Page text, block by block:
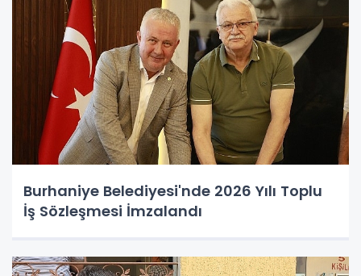
Burhaniye Belediyesi'nde 2026 Yılı Toplu
İş Sözleşmesi İmzalandı